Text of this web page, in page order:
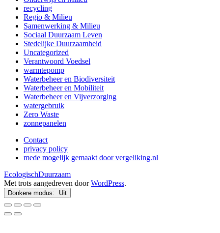
recycling
Regio & Milieu
Samenwerking & Milieu
Sociaal Duurzaam Leven
Stedelijke Duurzaamheid
Uncategorized
Verantwoord Voedsel
warmtepomp
Waterbeheer en Biodiversiteit
Waterbeheer en Mobiliteit
Waterbeheer en Vijverzorging
watergebruik
Zero Waste
zonnepanelen
Contact
privacy policy
mede mogelijk gemaakt door vergeliking.nl
EcologischDuurzaam
Met trots aangedreven doorWordPress.
Donkere modus: